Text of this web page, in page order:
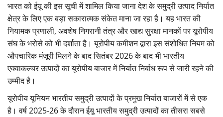
भारत को ईयू की इस सूची में शामिल किया जाना देश के समुद्री उत्पाद निर्यात
क्षेत्र के लिए एक बड़ा सकारात्मक संकेत माना जा रहा है। यह भारत की
नियामक प्रणाली, अवशेष निगरानी तंत्र और खाद्य सुरक्षा मानकों पर यूरोपीय
संघ के भरोसे को भी दर्शाता है। यूरोपीय कमीशन द्वारा इस संशोधित नियम को
औपचारिक मंजूरी मिलने के बाद सितंबर 2026 के बाद भी भारतीय
एक्वाकल्चर उत्पादों का यूरोपीय बाजार में निर्यात निर्बाध रूप से जारी रहने की
उम्मीद है।
यूरोपीय यूनियन भारतीय समुद्री उत्पादों के प्रमुख निर्यात बाजारों में से एक
है। वर्ष 2025-26 के दौरान ईयू भारतीय समुद्री उत्पादों का तीसरा सबसे